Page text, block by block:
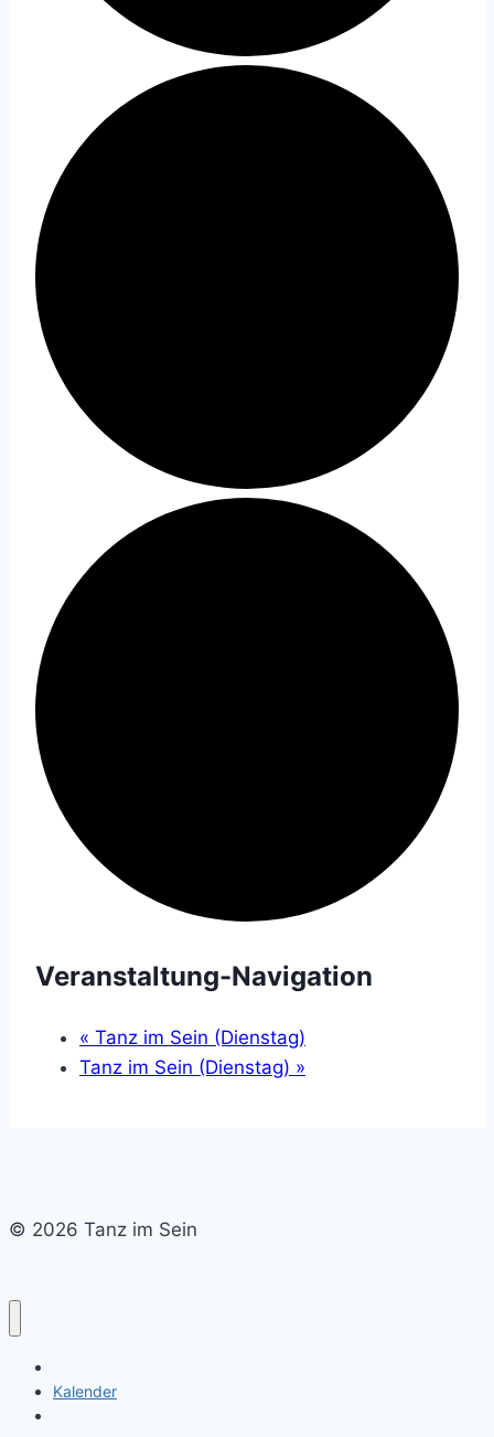
Veranstaltung-Navigation
« Tanz im Sein (Dienstag)
Tanz im Sein (Dienstag) »
© 2026 Tanz im Sein
Kalender